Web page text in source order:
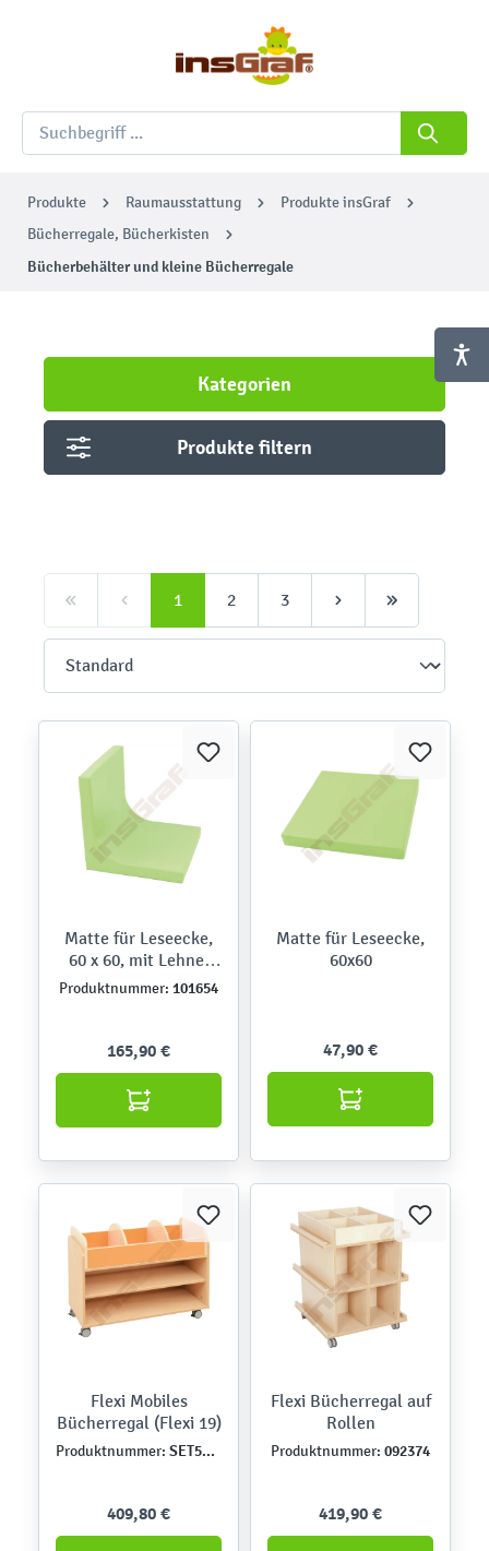
Produkte Raumausstattung
Produkte insGraf
Bücherregale, Bücherkisten
Bücherbehälter und kleine Bücherregale
Kategorien
Produkte filtern
1 2 3
Matte für Leseecke,
60 x 60, mit Lehne,
grün
Produktnummer: 101654
165,90 €
Matte für Leseecke,
60x60
47,90 €
Flexi Mobiles
Bücherregal (Flexi 19)
Produktnummer: SET5098
409,80 €
Flexi Bücherregal auf
Rollen
Produktnummer: 092374
419,90 €